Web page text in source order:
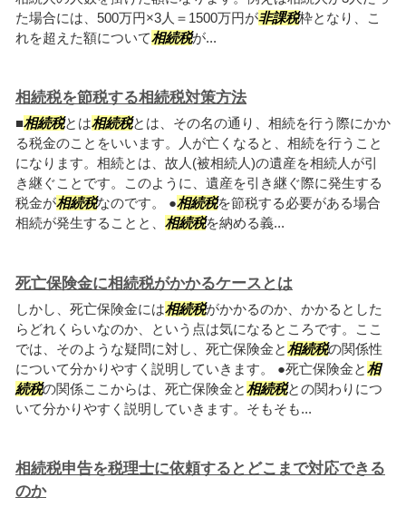
た場合には、500万円×3人＝1500万円が非課税枠となり、こ
れを超えた額について相続税が...
相続税を節税する相続税対策方法
■相続税とは相続税とは、その名の通り、相続を行う際にかか
る税金のことをいいます。人が亡くなると、相続を行うこと
になります。相続とは、故人(被相続人)の遺産を相続人が引
き継ぐことです。このように、遺産を引き継ぐ際に発生する
税金が相続税なのです。 ●相続税を節税する必要がある場合
相続が発生することと、 相続税を納める義...
死亡保険金に相続税がかかるケースとは
しかし、死亡保険金には相続税がかかるのか、かかるとした
らどれくらいなのか、という点は気になるところです。ここ
では、そのような疑問に対し、死亡保険金と相続税の関係性
について分かりやすく説明していきます。 ●死亡保険金と相
続税の関係ここからは、死亡保険金と相続税との関わりにつ
いて分かりやすく説明していきます。そもそも...
相続税申告を税理士に依頼するとどこまで対応できる
のか